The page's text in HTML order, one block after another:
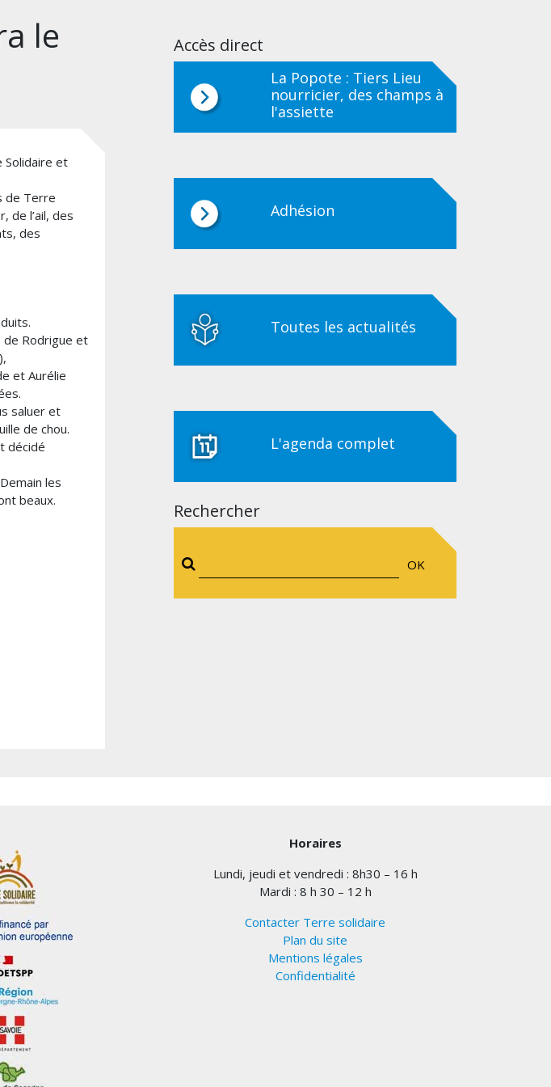
le
Solidaire et
de Terre
de l’ail, des
des
de Rodrigue et
et Aurélie
saluer et
de chou.
décidé
les
beaux.
Accès direct
La Popote : Tiers Lieu
nourricier, des champs à
l'assiette
Adhésion
Toutes les actualités
L'agenda complet
Rechercher
OK
Horaires
Lundi, jeudi et vendredi : 8h30 – 16 h
Mardi : 8 h 30 – 12 h
Contacter Terre solidaire
Plan du site
Mentions légales
Confidentialité